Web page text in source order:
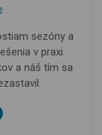
sezóny a
v praxi.
a náš tím sa